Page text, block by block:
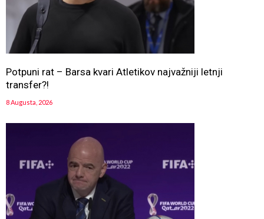
Potpuni rat – Barsa kvari Atletikov najvažniji letnji
transfer?!
8 Augusta, 2026